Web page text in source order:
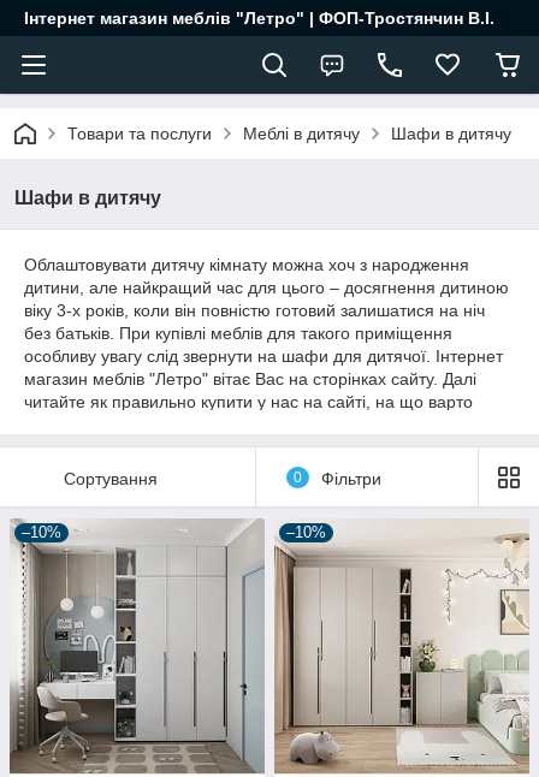
Інтернет магазин меблів "Летро" | ФОП-Тростянчин В.І.
Товари та послуги Меблі в дитячу Шафи в дитячу
Шафи в дитячу
Облаштовувати дитячу кімнату можна хоч з народження
дитини, але найкращий час для цього – досягнення дитиною
віку 3-х років, коли він повністю готовий залишатися на ніч
без батьків. При купівлі меблів для такого приміщення
особливу увагу слід звернути на шафи для дитячої. Інтернет
магазин меблів "Летро" вітає Вас на сторінках сайту. Далі
читайте як правильно купити у нас на сайті, на що варто
Сортування 0 Фільтри
–10% –10%